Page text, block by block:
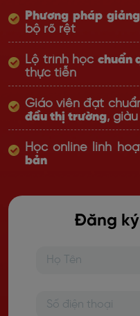
Phương pháp
bộ rõ rệt
Lộ trình học chuẩn
thực tiễn
Giáo viên đạt
đầu thị trường,
Học online linh
bản
Đăng